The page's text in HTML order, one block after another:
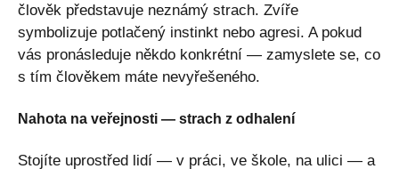
člověk představuje neznámý strach. Zvíře
symbolizuje potlačený instinkt nebo agresi. A pokud
vás pronásleduje někdo konkrétní — zamyslete se, co
s tím člověkem máte nevyřešeného.
Nahota na veřejnosti — strach z odhalení
Stojíte uprostřed lidí — v práci, ve škole, na ulici — a